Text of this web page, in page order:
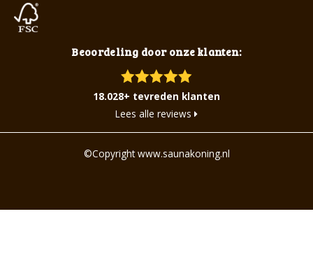
Beoordeling door onze klanten:
18.028+ tevreden klanten
Lees alle reviews
©Copyright www.saunakoning.nl